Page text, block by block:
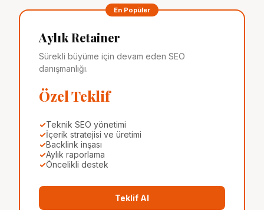
En Popüler
Aylık Retainer
Sürekli büyüme için devam eden SEO
danışmanlığı.
Özel Teklif
✓Teknik SEO yönetimi
✓İçerik stratejisi ve üretimi
✓Backlink inşası
✓Aylık raporlama
✓Öncelikli destek
Teklif Al